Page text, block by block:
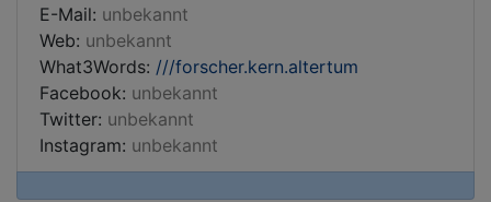
E-Mail: unbekannt
Web: unbekannt
What3Words: ///forscher.kern.altertum
Facebook: unbekannt
Twitter: unbekannt
Instagram: unbekannt